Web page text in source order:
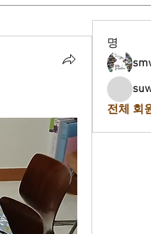
명
전체 회